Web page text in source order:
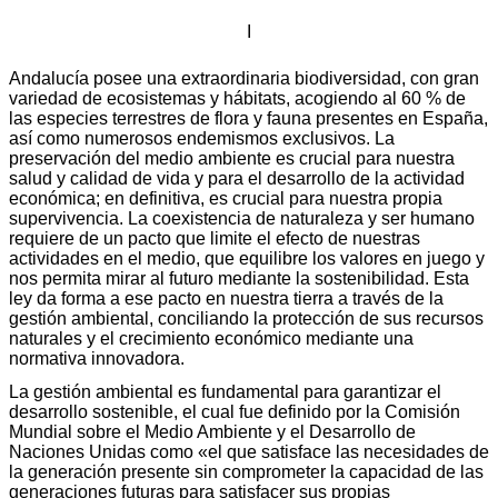
Andalucía posee una extraordinaria biodiversidad, con gran
variedad de ecosistemas y hábitats, acogiendo al 60 % de
las especies terrestres de flora y fauna presentes en España,
así como numerosos endemismos exclusivos. La
preservación del medio ambiente es crucial para nuestra
salud y calidad de vida y para el desarrollo de la actividad
económica; en definitiva, es crucial para nuestra propia
supervivencia. La coexistencia de naturaleza y ser humano
requiere de un pacto que limite el efecto de nuestras
actividades en el medio, que equilibre los valores en juego y
nos permita mirar al futuro mediante la sostenibilidad. Esta
ley da forma a ese pacto en nuestra tierra a través de la
gestión ambiental, conciliando la protección de sus recursos
naturales y el crecimiento económico mediante una
normativa innovadora.
La gestión ambiental es fundamental para garantizar el
desarrollo sostenible, el cual fue definido por la Comisión
Mundial sobre el Medio Ambiente y el Desarrollo de
Naciones Unidas como «el que satisface las necesidades de
la generación presente sin comprometer la capacidad de las
generaciones futuras para satisfacer sus propias